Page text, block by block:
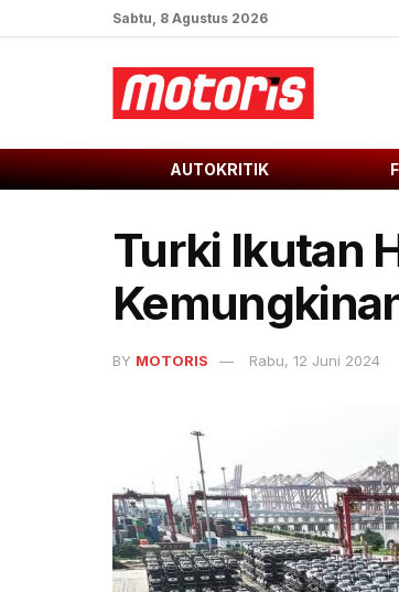
Sabtu, 8 Agustus 2026
AUTOKRITIK
Turki Ikutan
BY MOTORIS Rabu, 12 Juni 2024